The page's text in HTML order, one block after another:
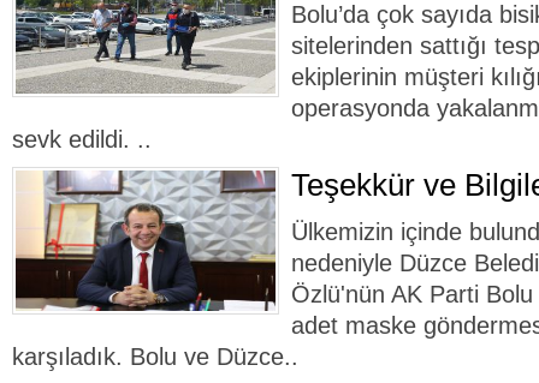
Bolu’da çok sayıda
sitelerinden sattığı
ekiplerinin müşteri
operasyonda
sevk edildi. ..
Teşekkür ve
Ülkemizin içinde
nedeniyle Düzce
Özlü'nün AK Parti Bolu
adet maske
karşıladık. Bolu ve Düzce..